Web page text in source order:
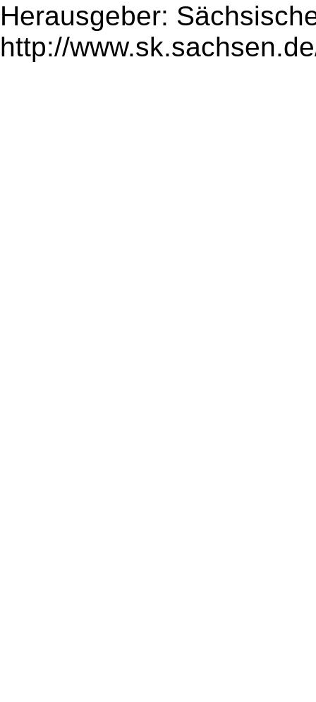
Herausgeber:
http://